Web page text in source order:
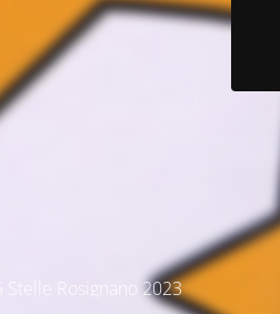
Stelle Rosignano 2023